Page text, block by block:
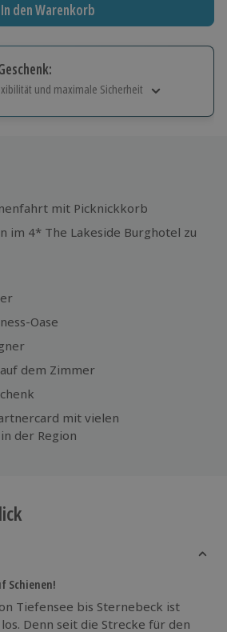
In den Warenkorb
und maximale Sicherheit
Erlebnisse einlösbar.
mit Picknickkorb
im 4* The Lakeside Burghotel zu
Oase
dem Zimmer
mit vielen
der Region
Schienen!
Tiefensee bis Sternebeck ist
los. Denn seit die Strecke für den